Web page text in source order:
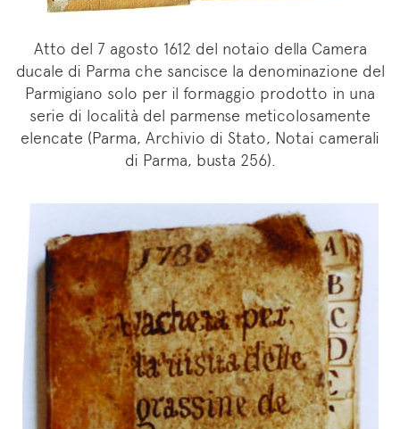
Atto del 7 agosto 1612 del notaio della Camera
ducale di Parma che sancisce la denominazione del
Parmigiano solo per il formaggio prodotto in una
serie di località del parmense meticolosamente
elencate (Parma, Archivio di Stato, Notai camerali
di Parma, busta 256).